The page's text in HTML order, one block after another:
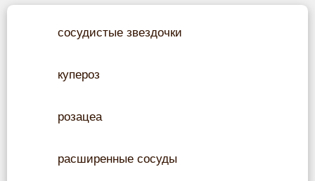
сосудистые звездочки
купероз
розацеа
расширенные сосуды